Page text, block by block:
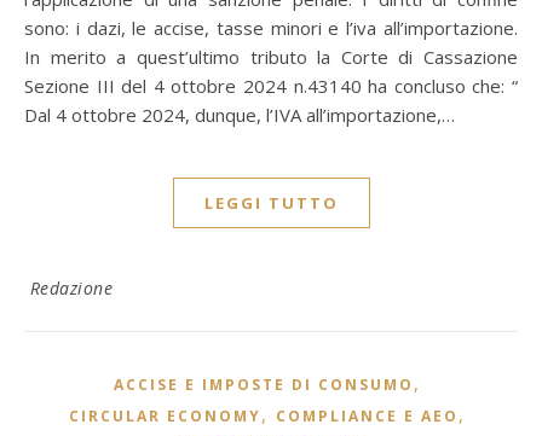
sono: i dazi, le accise, tasse minori e l’iva all’importazione.
In merito a quest’ultimo tributo la Corte di Cassazione
Sezione III del 4 ottobre 2024 n.43140 ha concluso che: “
Dal 4 ottobre 2024, dunque, l’IVA all’importazione,…
LEGGI TUTTO
Redazione
ACCISE E IMPOSTE DI CONSUMO ,
CIRCULAR ECONOMY, COMPLIANCE E AEO ,